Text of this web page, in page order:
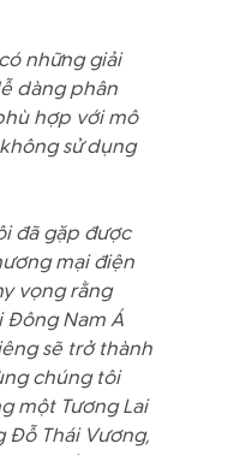
những giải
dàng phân
hợp với mô
sử dụng
đã gặp được
mại điện
vọng rằng
Đông Nam Á
sẽ trở thành
chúng tôi
một Tương Lai
Đỗ Thái Vương,